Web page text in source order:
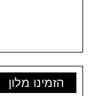
הזמינו מלון